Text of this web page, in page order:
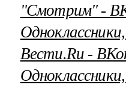
"Смотрим" ‐
Вести.Ru ‐